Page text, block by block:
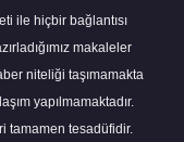
ile hiçbir bağlantısı
makaleler
niteliği taşımamakta
yapılmamaktadır.
tamamen tesadüfidir.